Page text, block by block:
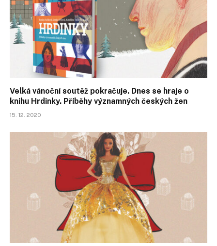
Velká vánoční soutěž pokračuje. Dnes se hraje o
knihu Hrdinky. Příběhy významných českých žen
15. 12. 2020